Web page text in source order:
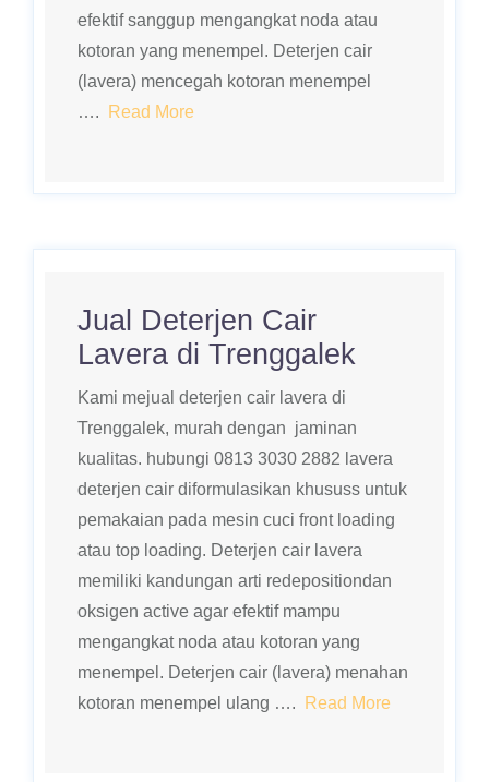
efektif sanggup mengangkat noda atau
kotoran yang menempel. Deterjen cair
(lavera) mencegah kotoran menempel
….
Read More
Jual Deterjen Cair
Lavera di Trenggalek
Kami mejual deterjen cair lavera di
Trenggalek, murah dengan jaminan
kualitas. hubungi 0813 3030 2882 lavera
deterjen cair diformulasikan khususs untuk
pemakaian pada mesin cuci front loading
atau top loading. Deterjen cair lavera
memiliki kandungan arti redepositiondan
oksigen active agar efektif mampu
mengangkat noda atau kotoran yang
menempel. Deterjen cair (lavera) menahan
kotoran menempel ulang ….
Read More